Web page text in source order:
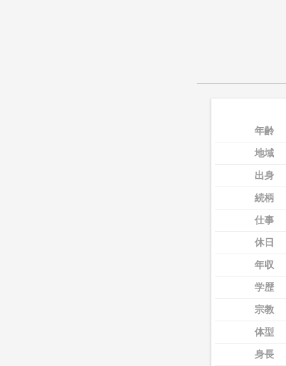
年齢
地域
出身
続柄
仕事
休日
年収
学歴
宗教
体型
身長